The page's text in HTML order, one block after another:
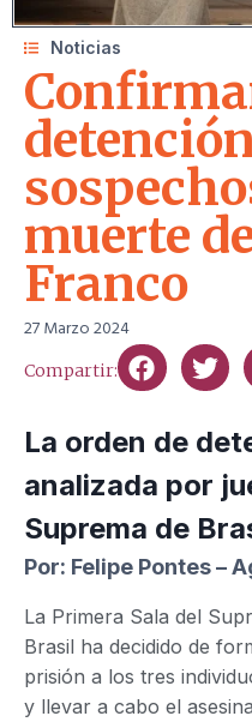
Noticias
muerte
Franco
27 Marzo 2024
Compartir:
La orden de
analizada por
Suprema de
Por: Felipe Pontes –
La Primera Sala del
Brasil ha decidido de
prisión a los tres
y llevar a cabo el